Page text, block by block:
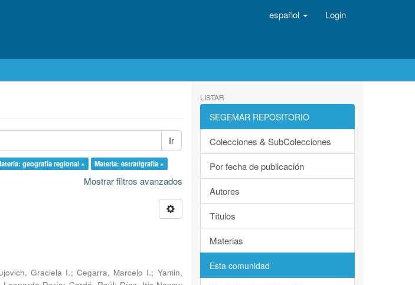
español Login
Ir
geografía regional × Materia: estratigrafía ×
Mostrar filtros avanzados
Graciela I.; Cegarra, Marcelo I.; Yamin,
LISTAR
SEGEMAR REPOSITORIO
Colecciones & SubColecciones
Por fecha de publicación
Autores
Títulos
Materias
Esta comunidad